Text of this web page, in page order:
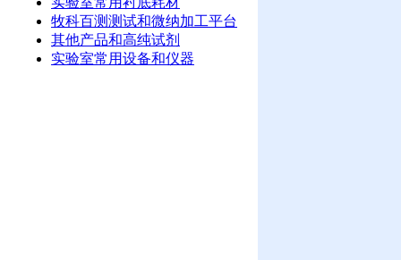
牧科百测测试和微纳加工平台
其他产品和高纯试剂
实验室常用设备和仪器